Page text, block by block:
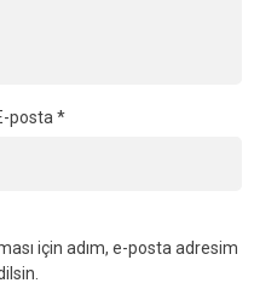
posta*
için adım, e-posta adresim